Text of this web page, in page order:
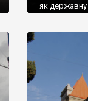
як державну